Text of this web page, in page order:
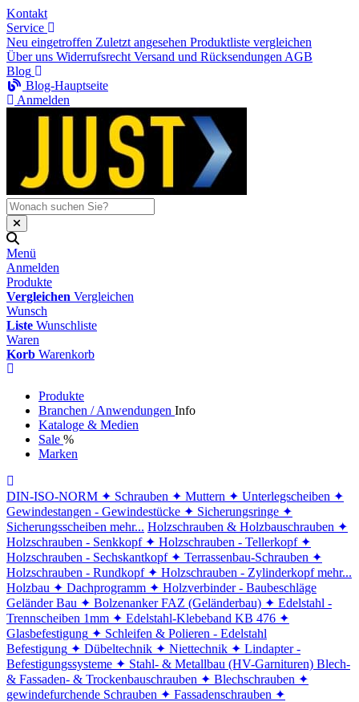
Kontakt
Service
Neu eingetroffen Zuletzt angesehen Produktliste vergleichen
Über uns Widerrufsrecht Versand und Rücksendungen AGB
Blog
Blog-Hauptseite
Anmelden
Menü
Anmelden
Produkte
Vergleichen Vergleichen
Wunsch
Liste Wunschliste
Waren
Korb Warenkorb
Produkte
Branchen / Anwendungen Info
Kataloge & Medien
Sale %
Marken
DIN-ISO-NORM ✦ Schrauben ✦ Muttern ✦ Unterlegscheiben ✦
Gewindestangen - Gewindestücke ✦ Sicherungsringe ✦
Sicherungsscheiben mehr... Holzschrauben & Holzbauschrauben ✦
Holzschrauben - Senkkopf ✦ Holzschrauben - Tellerkopf ✦
Holzschrauben - Sechskantkopf ✦ Terrassenbau-Schrauben ✦
Holzschrauben - Rundkopf ✦ Holzschrauben - Zylinderkopf mehr...
Holzbau ✦ Dachprogramm ✦ Holzverbinder - Baubeschläge
Geländer Bau ✦ Bolzenanker FAZ (Geländerbau) ✦ Edelstahl -
Trennscheiben 1mm ✦ Edelstahl-Klebeband KB 476 ✦
Glasbefestigung ✦ Schleifen & Polieren - Edelstahl
Befestigung ✦ Dübeltechnik ✦ Niettechnik ✦ Lindapter -
Befestigungssysteme ✦ Stahl- & Metallbau (HV-Garnituren) Blech-
& Fassaden- & Trockenbauschrauben ✦ Blechschrauben ✦
gewindefurchende Schrauben ✦ Fassadenschrauben ✦